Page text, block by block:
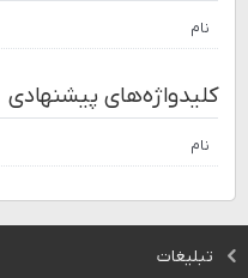
نام
کلیدواژه‌های پیشنهادی
نام
تبلیغات